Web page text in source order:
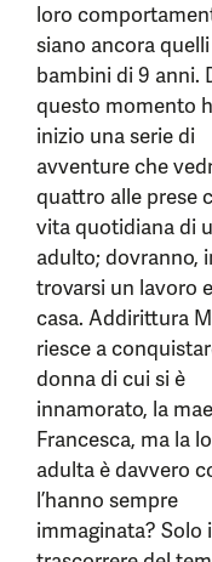
loro
siano ancora
bambini di 9 anni.
questo momento
inizio una serie di
avventure che
quattro alle prese
vita quotidiana di
adulto; dovranno,
trovarsi un lavoro
casa. Addirittura
riesce a
donna di cui si è
innamorato, la
Francesca, ma la
adulta è davvero
l’hanno sempre
immaginata? Solo